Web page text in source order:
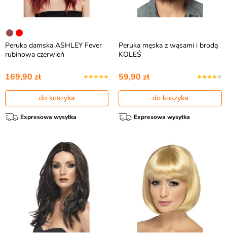
Peruka damska ASHLEY Fever
rubinowa czerwień
169,90 zł
do koszyka
Expresowa wysyłka
Peruka męska z wąsami i brodą
KOLEŚ
59,90 zł
do koszyka
Expresowa wysyłka